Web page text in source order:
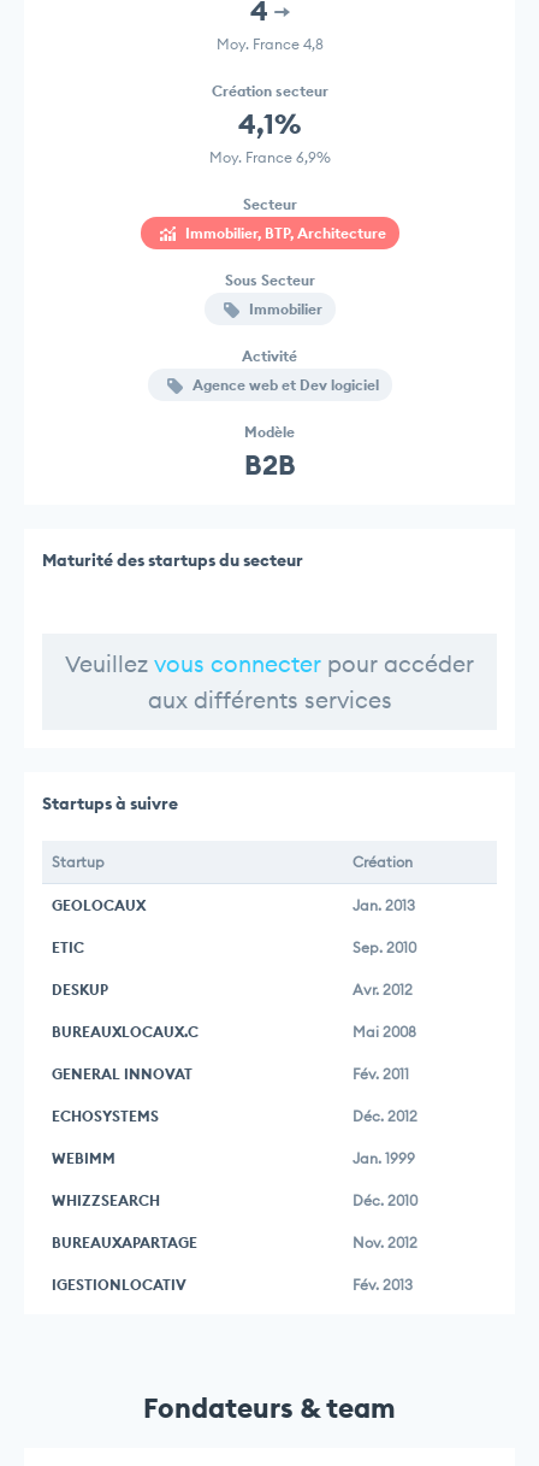
4
Moy. France 4,8
Création secteur
4,1%
Moy. France 6,9%
Secteur
Immobilier, BTP, Architecture
Sous Secteur
Immobilier
Activité
Agence web et Dev logiciel
Modèle
B2B
Maturité des startups du secteur
Veuillez vous connecter pour accéder
aux différents services
Startups à suivre
Startup Création
GEOLOCAUX Jan. 2013
ETIC Sep. 2010
DESKUP Avr. 2012
BUREAUXLOCAUX.C Mai 2008
GENERAL INNOVAT Fév. 2011
ECHOSYSTEMS Déc. 2012
WEBIMM Jan. 1999
WHIZZSEARCH Déc. 2010
BUREAUXAPARTAGE Nov. 2012
IGESTIONLOCATIV Fév. 2013
Fondateurs & team